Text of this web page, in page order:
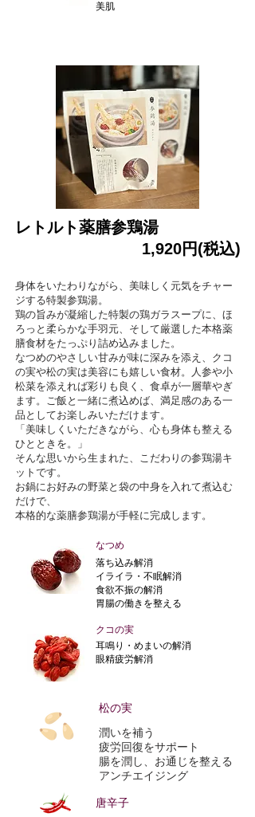
美肌
レトルト薬膳参鶏湯
1,920円(税込)
身体をいたわりながら、美味しく元気をチャー
ジする特製参鶏湯。
鶏の旨みが凝縮した特製の鶏ガラスープに、ほ
ろっと柔らかな手羽元、そして厳選した本格薬
膳食材をたっぷり詰め込みました。
なつめのやさしい甘みが味に深みを添え、クコ
の実や松の実は美容にも嬉しい食材。人参や小
松菜を添えれば彩りも良く、食卓が一層華やぎ
ます。ご飯と一緒に煮込めば、満足感のある一
品としてお楽しみいただけます。
「美味しくいただきながら、心も身体も整える
ひとときを。」
そんな思いから生まれた、こだわりの参鶏湯キ
ットです。
お鍋にお好みの野菜と袋の中身を入れて煮込む
だけで、
本格的な薬膳参鶏湯が手軽に完成します。
なつめ
落ち込み解消
イライラ・不眠解消
食欲不振の解消
胃腸の働きを整える
クコの実
耳鳴り・めまいの解消
眼精疲労解消
松の実
潤いを補う
疲労回復をサポート
腸を潤し、お通じを整える
アンチエイジング
唐辛子